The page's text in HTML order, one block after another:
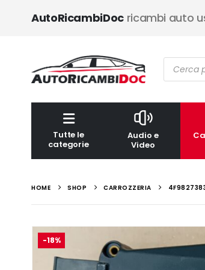
AutoRicambiDocricambi auto
Ricerca
prodotti
Tutte le
categorie
Audio e
Video
HOME SHOP CARROZZERIA
-18%